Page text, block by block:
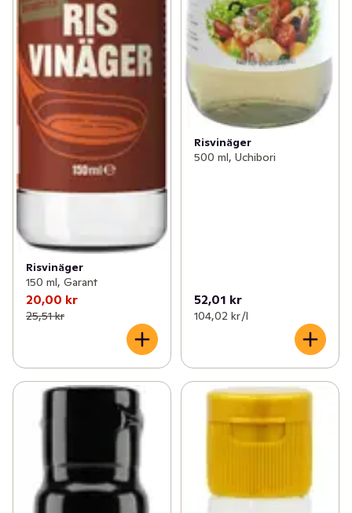
Risvinäger
150 ml, Garant
20,00 kr
25,51 kr
Risvinäger
500 ml, Uchibori
52,01 kr
104,02 kr /l